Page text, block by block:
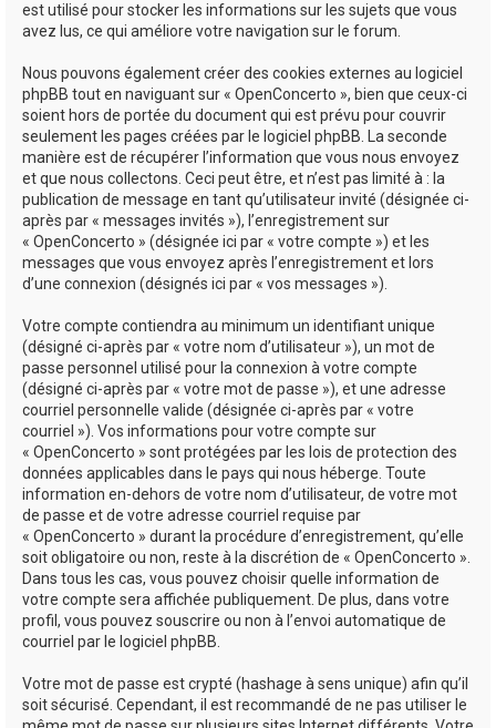
est utilisé pour stocker les informations sur les sujets que vous
avez lus, ce qui améliore votre navigation sur le forum.
Nous pouvons également créer des cookies externes au logiciel
phpBB tout en naviguant sur « OpenConcerto », bien que ceux-ci
soient hors de portée du document qui est prévu pour couvrir
seulement les pages créées par le logiciel phpBB. La seconde
manière est de récupérer l’information que vous nous envoyez
et que nous collectons. Ceci peut être, et n’est pas limité à : la
publication de message en tant qu’utilisateur invité (désignée ci-
après par « messages invités »), l’enregistrement sur
« OpenConcerto » (désignée ici par « votre compte ») et les
messages que vous envoyez après l’enregistrement et lors
d’une connexion (désignés ici par « vos messages »).
Votre compte contiendra au minimum un identifiant unique
(désigné ci-après par « votre nom d’utilisateur »), un mot de
passe personnel utilisé pour la connexion à votre compte
(désigné ci-après par « votre mot de passe »), et une adresse
courriel personnelle valide (désignée ci-après par « votre
courriel »). Vos informations pour votre compte sur
« OpenConcerto » sont protégées par les lois de protection des
données applicables dans le pays qui nous héberge. Toute
information en-dehors de votre nom d’utilisateur, de votre mot
de passe et de votre adresse courriel requise par
« OpenConcerto » durant la procédure d’enregistrement, qu’elle
soit obligatoire ou non, reste à la discrétion de « OpenConcerto ».
Dans tous les cas, vous pouvez choisir quelle information de
votre compte sera affichée publiquement. De plus, dans votre
profil, vous pouvez souscrire ou non à l’envoi automatique de
courriel par le logiciel phpBB.
Votre mot de passe est crypté (hashage à sens unique) afin qu’il
soit sécurisé. Cependant, il est recommandé de ne pas utiliser le